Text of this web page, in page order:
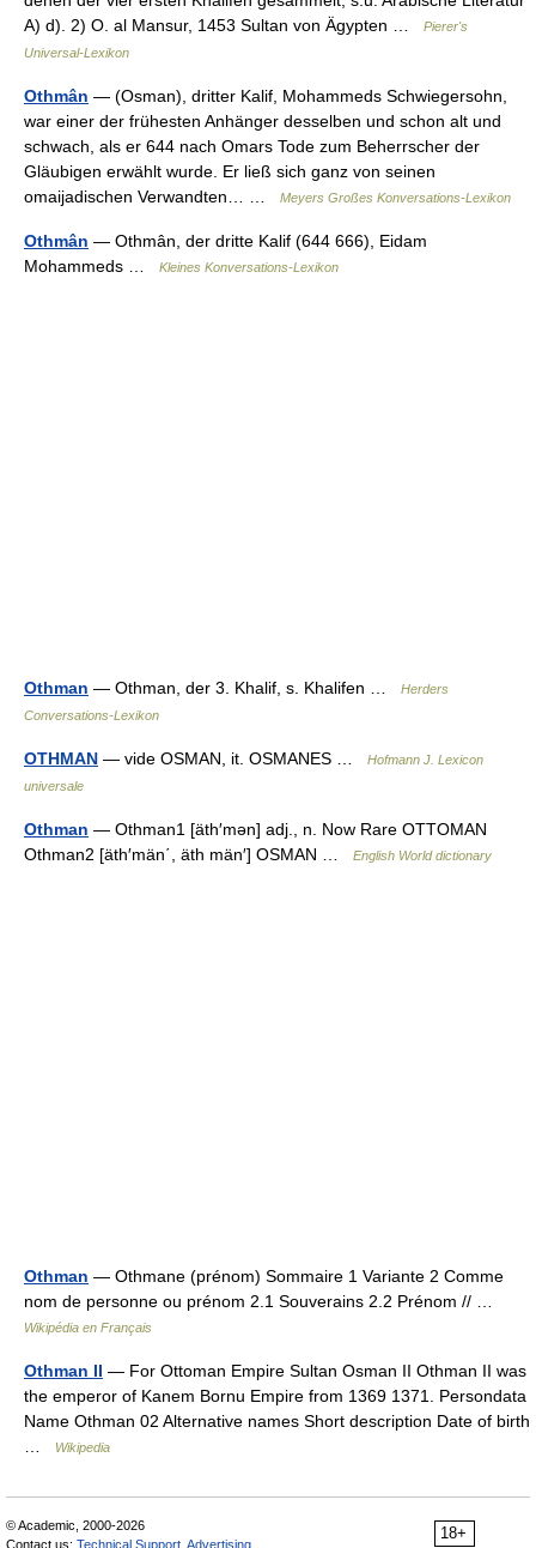
A) d). 2) O. al Mansur, 1453 Sultan von Ägypten …
Pierer's
Universal-Lexikon
Othmân — (Osman), dritter Kalif, Mohammeds Schwiegersohn,
war einer der frühesten Anhänger desselben und schon alt und
schwach, als er 644 nach Omars Tode zum Beherrscher der
Gläubigen erwählt wurde. Er ließ sich ganz von seinen
omaijadischen Verwandten… …
Meyers Großes Konversations-Lexikon
Othmân — Othmân, der dritte Kalif (644 666), Eidam
Mohammeds …
Kleines Konversations-Lexikon
Othman — Othman, der 3. Khalif, s. Khalifen …
Herders
Conversations-Lexikon
OTHMAN — vide OSMAN, it. OSMANES …
Hofmann J. Lexicon
universale
Othman — Othman1 [äth′mən] adj., n. Now Rare OTTOMAN
Othman2 [äth′män΄, äth män′] OSMAN …
English World dictionary
Othman — Othmane (prénom) Sommaire 1 Variante 2 Comme
nom de personne ou prénom 2.1 Souverains 2.2 Prénom // …
Wikipédia en Français
Othman II — For Ottoman Empire Sultan Osman II Othman II was
the emperor of Kanem Bornu Empire from 1369 1371. Persondata
Name Othman 02 Alternative names Short description Date of birth
Wikipedia
18+
© Academic, 2000-2026
Contact us: Technical Support Advertising